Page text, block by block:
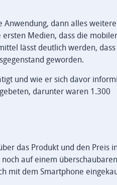
Anwendung, dann alles
Medien, dass die
lässt deutlich werden, dass
geworden.
und wie er sich davor
darunter waren 1.300
das Produkt und den Preis
auf einem
mit dem Smartphone